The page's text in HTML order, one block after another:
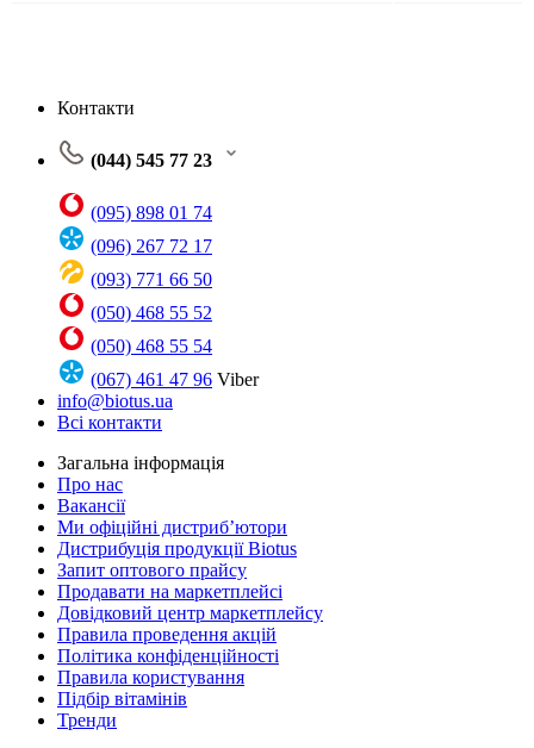
Контакти
(044) 545 77 23
(095) 898 01 74
(096) 267 72 17
(093) 771 66 50
(050) 468 55 52
(050) 468 55 54
(067) 461 47 96 Viber
info@biotus.ua
Всі контакти
Загальна інформація
Про нас
Вакансії
Ми офіційні дистриб’ютори
Дистрибуція продукції Biotus
Запит оптового прайсу
Продавати на маркетплейсі
Довідковий центр маркетплейсу
Правила проведення акцій
Політика конфіденційності
Правила користування
Підбір вітамінів
Тренди